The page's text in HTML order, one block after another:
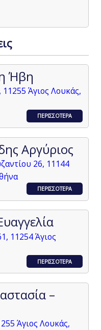
Ήβη
Άγιος Λουκάς,
ΠΕΡΙΣΣΟΤΕΡΑ
Αργύριος
26, 11144
ΠΕΡΙΣΣΟΤΕΡΑ
11254 Άγιος
ΠΕΡΙΣΣΟΤΕΡΑ
–
Άγιος Λουκάς,